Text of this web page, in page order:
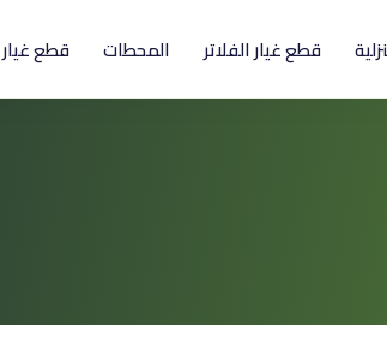
قطع غيار الفلاتر المحطات قطع